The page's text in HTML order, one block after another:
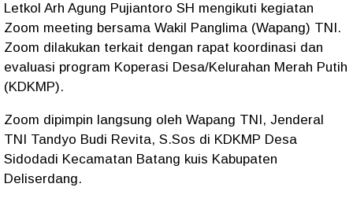
Letkol Arh Agung Pujiantoro SH mengikuti kegiatan
Zoom meeting bersama Wakil Panglima (Wapang) TNI.
Zoom dilakukan terkait dengan rapat koordinasi dan
evaluasi program Koperasi Desa/Kelurahan Merah Putih
(KDKMP).
Zoom dipimpin langsung oleh Wapang TNI, Jenderal
TNI Tandyo Budi Revita, S.Sos di KDKMP Desa
Sidodadi Kecamatan Batang kuis Kabupaten
Deliserdang.